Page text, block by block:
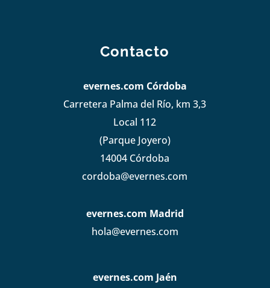
Contacto
evernes.com Córdoba
Carretera Palma del Río, km 3,3
Local 112
(Parque Joyero)
14004 Córdoba
cordoba@evernes.com
evernes.com Madrid
hola@evernes.com
evernes.com Jaén